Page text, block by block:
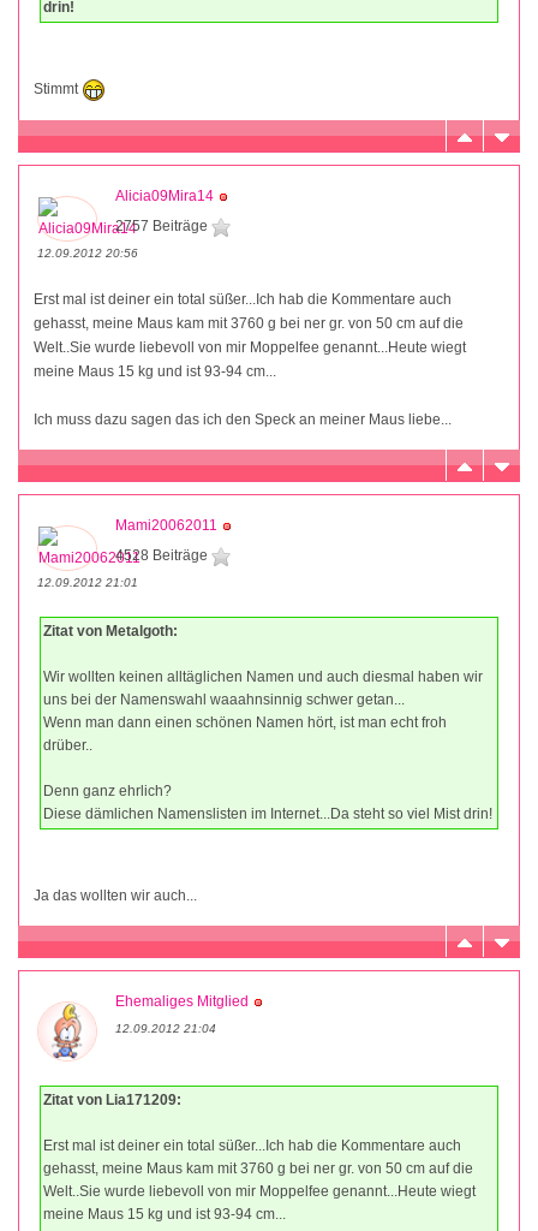
drin!
Stimmt
Alicia09Mira14
2757 Beiträge
12.09.2012 20:56
Erst mal ist deiner ein total süßer...Ich hab die Kommentare auch
gehasst, meine Maus kam mit 3760 g bei ner gr. von 50 cm auf die
Welt..Sie wurde liebevoll von mir Moppelfee genannt...Heute wiegt
meine Maus 15 kg und ist 93-94 cm...
Ich muss dazu sagen das ich den Speck an meiner Maus liebe...
Mami20062011
4528 Beiträge
12.09.2012 21:01
Zitat von Metalgoth:
Wir wollten keinen alltäglichen Namen und auch diesmal haben wir
uns bei der Namenswahl waaahnsinnig schwer getan...
Wenn man dann einen schönen Namen hört, ist man echt froh
drüber..
Denn ganz ehrlich?
Diese dämlichen Namenslisten im Internet...Da steht so viel Mist drin!
Ja das wollten wir auch...
Ehemaliges Mitglied
12.09.2012 21:04
Zitat von Lia171209:
Erst mal ist deiner ein total süßer...Ich hab die Kommentare auch
gehasst, meine Maus kam mit 3760 g bei ner gr. von 50 cm auf die
Welt..Sie wurde liebevoll von mir Moppelfee genannt...Heute wiegt
meine Maus 15 kg und ist 93-94 cm...